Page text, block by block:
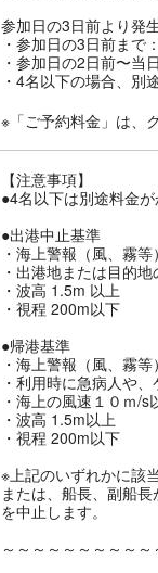
参加日の3日前より発
・参加日の3日前まで
・参加日の2日前〜当
・4名以下の場合、別
※「ご予約料金」は、
【注意事項】
●4名以下は別途料金
●出港中止基準
・海上警報（風、霧
・出港地または目的
・波高 1.5m 以上
・視程 200m以下
●帰港基準
・海上警報（風、霧
・利用時に急病人や、
・海上の風速１０ｍ/s
・波高 1.5m以上
・視程 200m以下
※上記のいずれかに該
または、船長、副船
を中止します。
～～～～～～～～～